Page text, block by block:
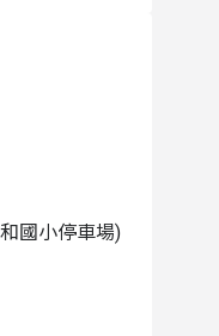
國小停車場)